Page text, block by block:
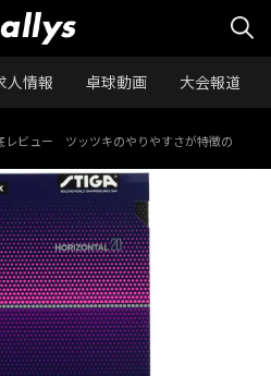
人情報 卓球動画 大会報道
レビュー ツッツキのやりやすさが特徴の